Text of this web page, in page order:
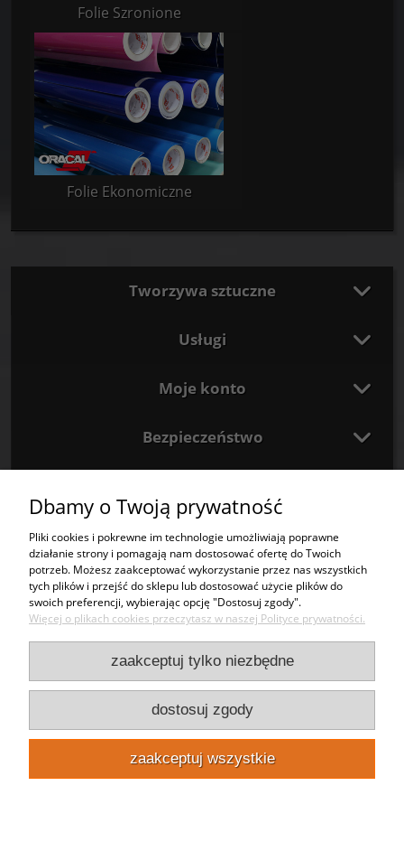
Folie Szronione
Folie Ekonomiczne
Tworzywa sztuczne
Usługi
Moje konto
Bezpieczeństwo
Punkty odbioru
pokaż pełną wersję strony
Taniareklama.plPlexinet sp. z o.o.NIP:1251693478REGON:383245414
KRS:0000784439
Sklep internetowy Shoper Premium
Dbamy o Twoją prywatność
Pliki cookies i pokrewne im technologie umożliwiają poprawne
działanie strony i pomagają nam dostosować ofertę do Twoich
potrzeb. Możesz zaakceptować wykorzystanie przez nas wszystkich
tych plików i przejść do sklepu lub dostosować użycie plików do
swoich preferencji, wybierając opcję "Dostosuj zgody".
Więcej o plikach cookies przeczytasz w naszej Polityce prywatności.
zaakceptuj tylko niezbędne
dostosuj zgody
zaakceptuj wszystkie